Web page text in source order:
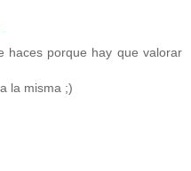
haces porque hay que valorar
la misma ;)